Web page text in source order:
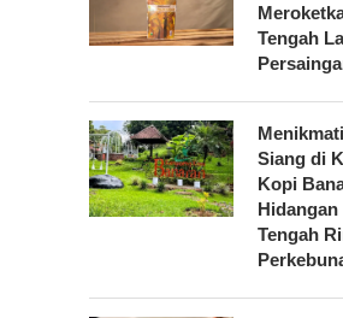
Tengah
Siang di
Kopi
Hidangan
Tengah